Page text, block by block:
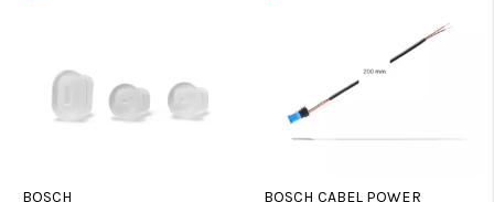
BOSCH
BOSCH CABEL POWER